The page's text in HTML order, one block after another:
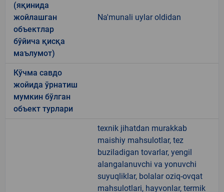
(яқинида
жойлашган
объектлар
бўйича қисқа
маълумот)
Na'munali uylar oldidan
Кўчма савдо
жойида ўрнатиш
мумкин бўлган
объект турлари
texnik jihatdan murakkab
maishiy mahsulotlar, tez
buziladigan tovarlar, yengil
alangalanuvchi va yonuvchi
suyuqliklar, bolalar oziq-ovqat
mahsulotlari, hayvonlar, termik